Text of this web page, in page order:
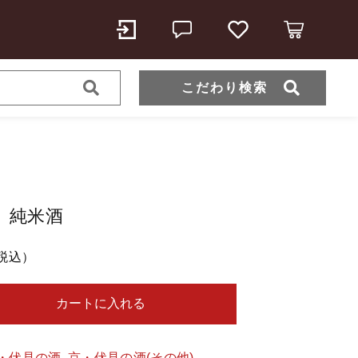
こだわり検索
米酒
込）
カートに入れる
ル